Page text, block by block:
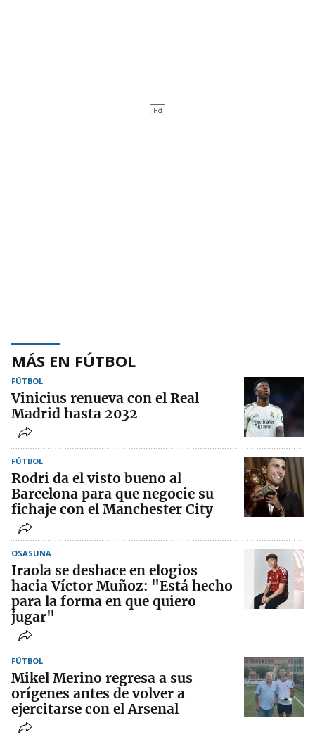
MÁS EN FÚTBOL
FÚTBOL
Vinicius renueva con el Real
Madrid hasta 2032
FÚTBOL
Rodri da el visto bueno al
Barcelona para que negocie su
fichaje con el Manchester City
OSASUNA
Iraola se deshace en elogios
hacia Víctor Muñoz: "Está hecho
para la forma en que quiero
jugar"
FÚTBOL
Mikel Merino regresa a sus
orígenes antes de volver a
ejercitarse con el Arsenal